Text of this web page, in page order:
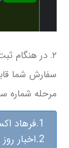
۲. در هنگام
سفارش شما
مرحله شماره
فرهاد
اخبار